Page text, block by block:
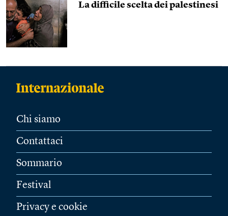
La difficile scelta dei palestinesi
Chi siamo
Contattaci
Sommario
Festival
Privacy e cookie